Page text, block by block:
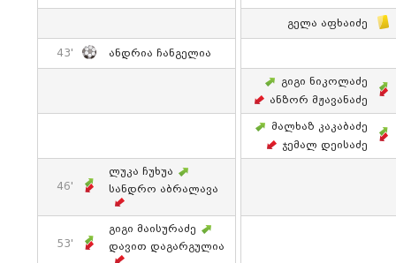
Გელა Აფხაიძე
43' Ანდრია Ჩანგელია
Გიგი Ნიკოლაძე
Ანზორ Მჟავანაძე
Მალხაზ Კაკაბაძე
Ჯემალ Დეისაძე
46'
Ლუკა Ჩუხუა
Სანდრო Აბრალავა
53'
Გიგი Მაისურაძე
Დავით Დაგარგულია